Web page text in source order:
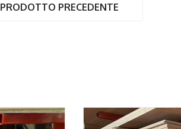
PRODOTTO PRECEDENTE